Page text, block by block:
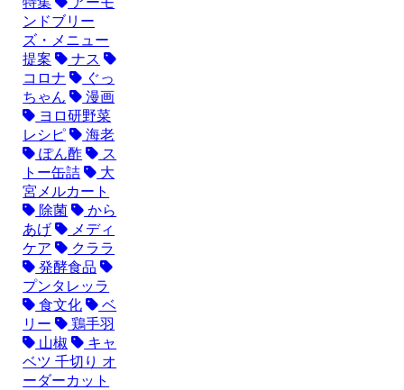
ンドブリー
ズ・メニュー
提案
ナス
コロナ
ぐっ
ちゃん
漫画
ヨロ研野菜
レシピ
海老
ぽん酢
ス
トー缶詰
大
宮メルカート
除菌
から
あげ
メディ
ケア
クララ
発酵食品
プンタレッラ
食文化
ベ
リー
鶏手羽
山椒
キャ
ベツ 千切り オ
ーダーカット